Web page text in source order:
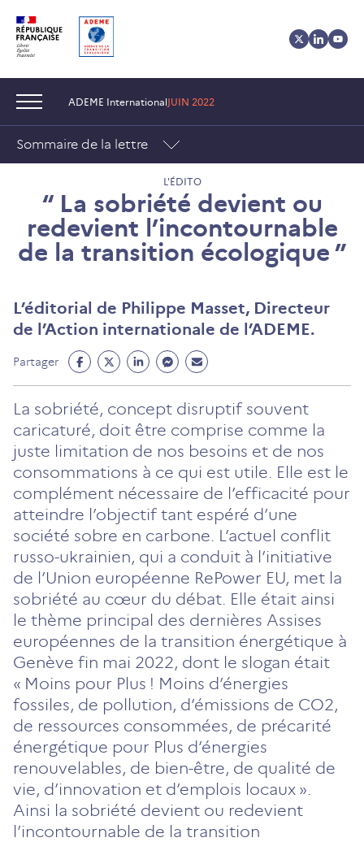
au
contenu
au
menu
des
cookies
Navigation :ADEME InternationalJUIN 2022
Sommaire de la lettre
L'ÉDITO
“ La sobriété devient ou
redevient l’incontournable
de la transition écologique ”
L’éditorial de Philippe Masset, Directeur
de l’Action internationale de l’ADEME.
Partager
Partage
Facebook
(ouvre
un
nouvel
onglet)
Partage
Twitter
(ouvre
un
nouvel
onglet)
Partage
Linkedin
(ouvre
un
nouvel
onglet)
Partage
Messenger
(ouvre
un
nouvel
onglet)
Partage
Mail
(ouvre
un
nouvel
onglet)
La sobriété, concept disruptif souvent
caricaturé, doit être comprise comme la
juste limitation de nos besoins et de nos
consommations à ce qui est utile. Elle est le
complément nécessaire de l’efficacité pour
atteindre l’objectif tant espéré d’une
société sobre en carbone. L’actuel conflit
russo-ukrainien, qui a conduit à l’initiative
de l’Union européenne RePower EU, met la
sobriété au cœur du débat. Elle était ainsi
le thème principal des dernières Assises
européennes de la transition énergétique à
Genève fin mai 2022, dont le slogan était
« Moins pour Plus ! Moins d’énergies
fossiles, de pollution, d’émissions de CO2,
de ressources consommées, de précarité
énergétique pour Plus d’énergies
renouvelables, de bien-être, de qualité de
vie, d’innovation et d’emplois locaux ».
Ainsi la sobriété devient ou redevient
l’incontournable de la transition